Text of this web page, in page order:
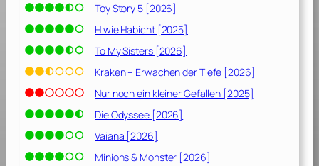
Toy Story 5 [2026]
H wie Habicht [2025]
To My Sisters [2026]
Kraken – Erwachen der Tiefe [2026]
Nur noch ein kleiner Gefallen [2025]
Die Odyssee [2026]
Vaiana [2026]
Minions & Monster [2026]